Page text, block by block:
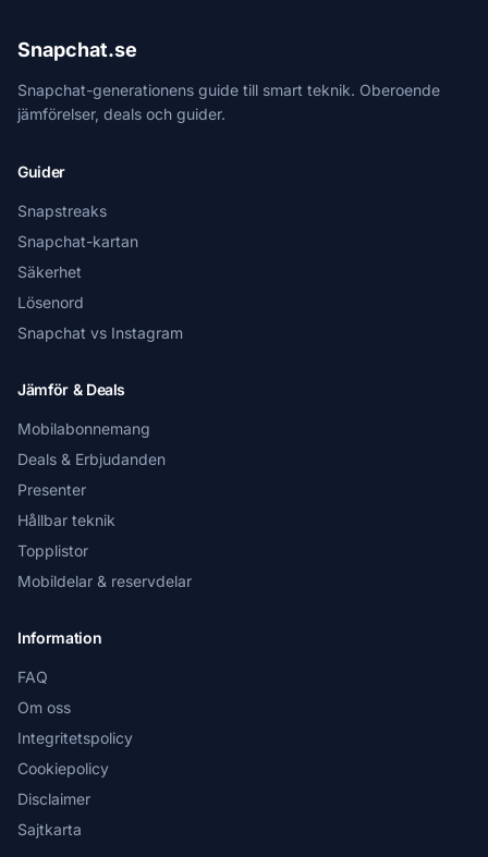
Snapchat.se
Snapchat-generationens guide till smart teknik. Oberoende
jämförelser, deals och guider.
Guider
Snapstreaks
Snapchat-kartan
Säkerhet
Lösenord
Snapchat vs Instagram
Jämför & Deals
Mobilabonnemang
Deals & Erbjudanden
Presenter
Hållbar teknik
Topplistor
Mobildelar & reservdelar
Information
FAQ
Om oss
Integritetspolicy
Cookiepolicy
Disclaimer
Sajtkarta